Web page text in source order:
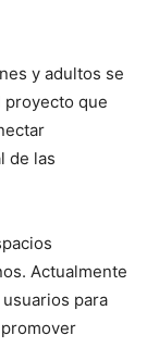
y adultos se
proyecto que
de las
Actualmente
para